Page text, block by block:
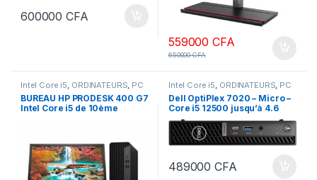
600000CFA
559000CFA
650000CFA
Intel Core i5 ORDINATEURS PC
BUREAU HP PRODESK 400 G7
Intel Core i5 de 10ème
Intel Core i5 ORDINATEURS PC
Dell OptiPlex 7020 – Micro –
Core i5 12500 jusqu’à 4.6
GHz RAM 8 Go SSD 512 Go
NVMe
489000CFA